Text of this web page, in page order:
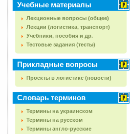
Учебные материалы
Лекционные вопросы (общее)
Лекции (логистика, транспорт)
Учебники, пособия и др.
Тестовые задания (тесты)
Прикладные вопросы
Проекты в логистике (новости)
Словарь терминов
Термины на украинском
Термины на русском
Термины англо-русские